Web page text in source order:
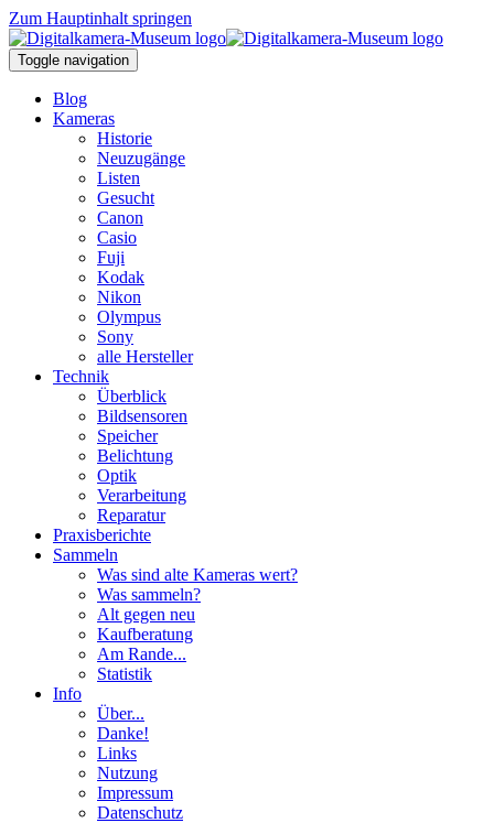
Zum Hauptinhalt springen
Toggle navigation
Blog
Kameras
Historie
Neuzugänge
Listen
Gesucht
Canon
Casio
Fuji
Kodak
Nikon
Olympus
Sony
alle Hersteller
Technik
Überblick
Bildsensoren
Speicher
Belichtung
Optik
Verarbeitung
Reparatur
Praxisberichte
Sammeln
Was sind alte Kameras wert?
Was sammeln?
Alt gegen neu
Kaufberatung
Am Rande...
Statistik
Info
Über...
Danke!
Links
Nutzung
Impressum
Datenschutz